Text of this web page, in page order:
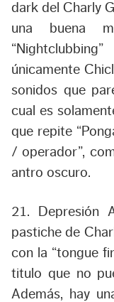
dark del Charly
una buena
únicamente
sonidos que
cual es
que repite
/ operador”,
antro oscuro.
21. Depresión
pastiche de
con la “tongue
titulo que no
Además, hay